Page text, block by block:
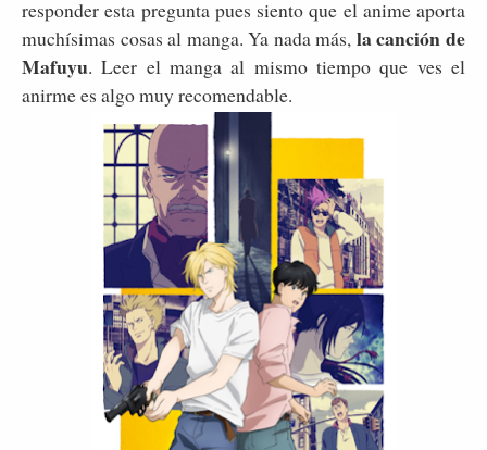
responder esta pregunta pues siento que el anime aporta
muchísimas cosas al manga. Ya nada más, la canción de
Mafuyu. Leer el manga al mismo tiempo que ves el
anirme es algo muy recomendable.